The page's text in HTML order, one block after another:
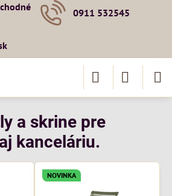
0911 532545
a skrine pre
kanceláriu.
NOVINKA